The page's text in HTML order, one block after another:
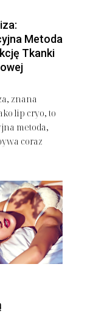
Metoda
Tkanki
znana
lip cryo, to
metoda,
coraz